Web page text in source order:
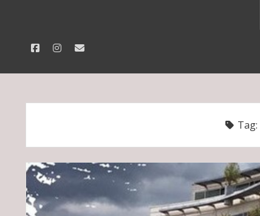
facebookinstagram
email
Tag: